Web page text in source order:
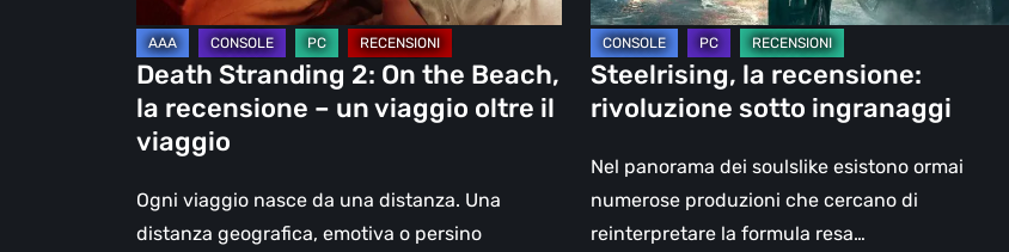
–
un
viaggio
oltre
il
viaggio
Death Stranding 2: On the Beach,
la recensione – un viaggio oltre il
viaggio
Ogni viaggio nasce da una distanza. Una
distanza geografica, emotiva o persino
Steelrising, la recensione:
rivoluzione sotto ingranaggi
Nel panorama dei soulslike esistono ormai
numerose produzioni che cercano di
reinterpretare la formula resa…